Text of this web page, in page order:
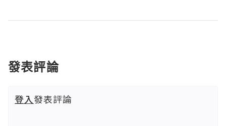
發表評論
登入發表評論